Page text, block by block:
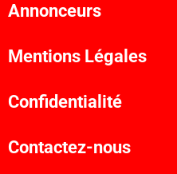
Annonceurs
Mentions Légales
Confidentialité
Contactez-nous